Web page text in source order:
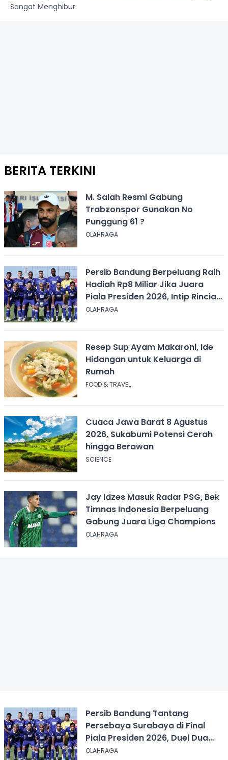
Sangat Menghibur
BERITA TERKINI
M. Salah Resmi Gabung
Trabzonspor Gunakan No
Punggung 61 ?
OLAHRAGA
Persib Bandung Berpeluang Raih
Hadiah Rp8 Miliar Jika Juara
Piala Presiden 2026, Intip Rincian
Bonusnya
OLAHRAGA
Resep Sup Ayam Makaroni, Ide
Hidangan untuk Keluarga di
Rumah
FOOD & TRAVEL
Cuaca Jawa Barat 8 Agustus
2026, Sukabumi Potensi Cerah
hingga Berawan
SCIENCE
Jay Idzes Masuk Radar PSG, Bek
Timnas Indonesia Berpeluang
Gabung Juara Liga Champions
OLAHRAGA
Persib Bandung Tantang
Persebaya Surabaya di Final
Piala Presiden 2026, Duel Dua
Tim Tak Terkalahkan
OLAHRAGA